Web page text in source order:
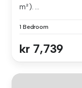
m²). ...
1 Bedroom
kr 7,739